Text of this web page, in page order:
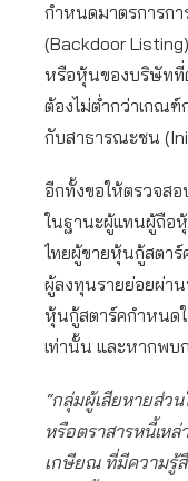
กำหนดมาตรการก
(Backdoor
หรือหุ้นของบริษัทที่
ต้องไม่ต่ำกว่าเกณ
กับสาธารณะชน
อีกทั้งขอให้ตรวจสอ
ในฐานะผู้แทนผู้ถือ
ไทยผู้ขายหุ้นกู้สตา
ผู้ลงทุนรายย่อยผ่า
หุ้นกู้สตาร์คกำหนด
เท่านั้น และหากพบ
“กลุ่มผู้เสียหายส่ว
หรือตราสารหนี้เห
เกษียณ ที่มีความรู้